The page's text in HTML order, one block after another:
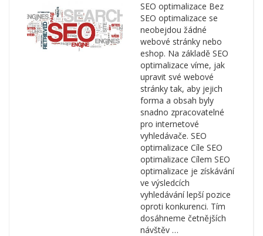
SEO optimalizace Bez
SEO optimalizace se
neobejdou žádné
webové stránky nebo
eshop. Na základě SEO
optimalizace víme, jak
upravit své webové
stránky tak, aby jejich
forma a obsah byly
snadno zpracovatelné
pro internetové
vyhledávače. SEO
optimalizace Cíle SEO
optimalizace Cílem SEO
optimalizace je získávání
ve výsledcích
vyhledávání lepší pozice
oproti konkurenci. Tím
dosáhneme četnějších
návštěv …